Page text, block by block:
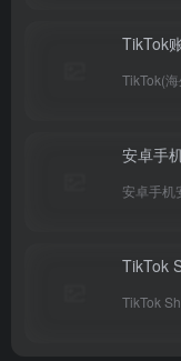
TikTok
TikTok(
安卓手
安卓手机
TikTok